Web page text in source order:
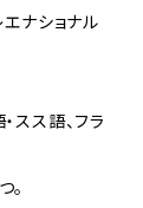
ナショナル
スス語、フラ
。